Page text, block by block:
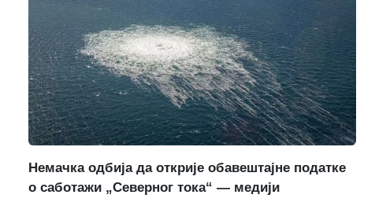
Немачка одбија да открије обавештајне податке
о саботажи „Северног тока“ — медији